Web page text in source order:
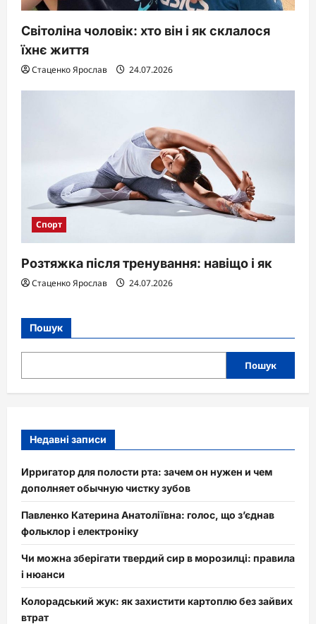
Світоліна чоловік: хто він і як склалося
їхнє життя
Стаценко Ярослав 24.07.2026
Спорт
Розтяжка після тренування: навіщо і як
Стаценко Ярослав 24.07.2026
Пошук
Пошук
Недавні записи
Ирригатор для полости рта: зачем он нужен и чем
дополняет обычную чистку зубов
Павленко Катерина Анатоліївна: голос, що з’єднав
фольклор і електроніку
Чи можна зберігати твердий сир в морозилці: правила
і нюанси
Колорадський жук: як захистити картоплю без зайвих
втрат